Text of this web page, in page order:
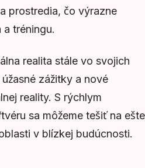
prostredia, čo výrazne
tréningu.
realita stále vo svojich
zážitky a nové
reality. S rýchlym
sa môžeme tešiť na ešte
v blízkej budúcnosti.